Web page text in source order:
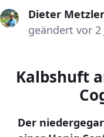
Dieter Metzler
geändert vor 2
Kalbshuft
Der